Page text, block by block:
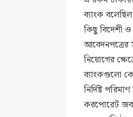
ব্যাংক
কিছু বিদেশী
আবেদনপত্রের
নিয়োগের
ব্যাংকগুলো
নির্দিষ্ট
করপোরেট